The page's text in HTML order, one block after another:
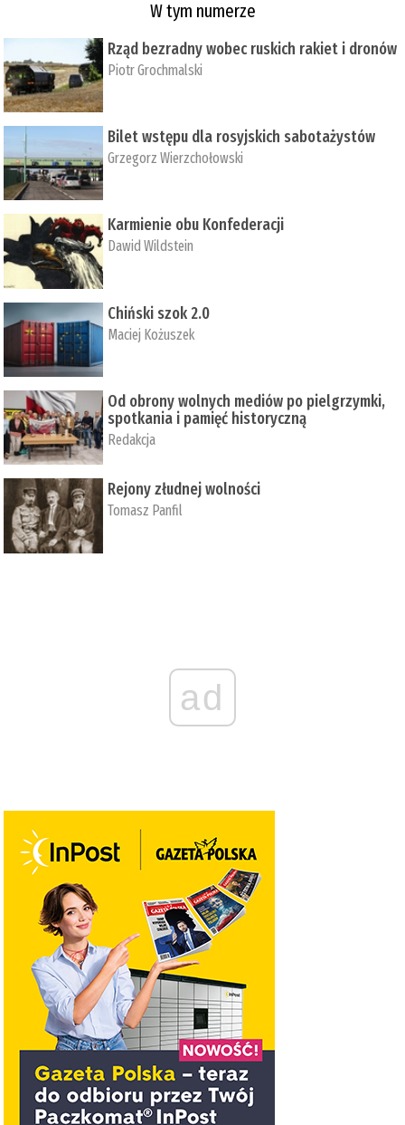
W tym numerze
Rząd bezradny wobec ruskich rakiet i dronów
Piotr Grochmalski
Bilet wstępu dla rosyjskich sabotażystów
Grzegorz Wierzchołowski
Karmienie obu Konfederacji
Dawid Wildstein
Chiński szok 2.0
Maciej Kożuszek
Od obrony wolnych mediów po pielgrzymki,
spotkania i pamięć historyczną
Redakcja
Rejony złudnej wolności
Tomasz Panfil
ad